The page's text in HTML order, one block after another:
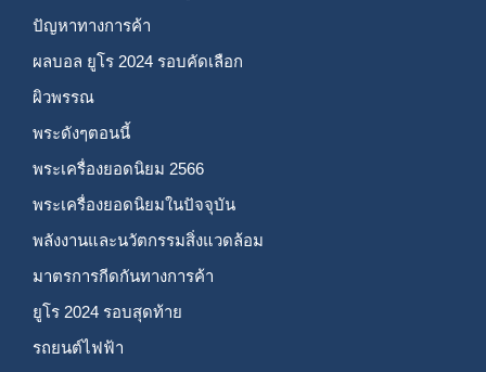
ปัญหาทางการค้า
ผลบอล ยูโร 2024 รอบคัดเลือก
ผิวพรรณ
พระดังๆตอนนี้
พระเครื่องยอดนิยม 2566
พระเครื่องยอดนิยมในปัจจุบัน
พลังงานและนวัตกรรมสิ่งแวดล้อม
มาตรการกีดกันทางการค้า
ยูโร 2024 รอบสุดท้าย
รถยนต์ไฟฟ้า